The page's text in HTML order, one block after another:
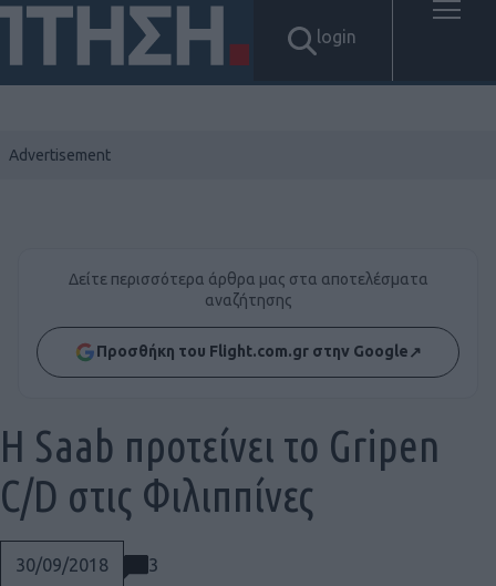
login
Δείτε περισσότερα άρθρα μας στα αποτελέσματα
αναζήτησης
Προσθήκη του Flight.com.gr στην Google↗
30/09/2018 3
Η Saab προτείνει το Gripen
C/D στις Φιλιππίνες